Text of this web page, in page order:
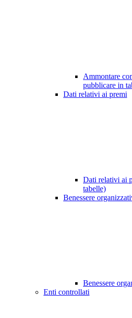
Ammontare
pubblicare in
Dati relativi ai premi
Dati relativi ai
tabelle)
Benessere
Benessere
Enti controllati